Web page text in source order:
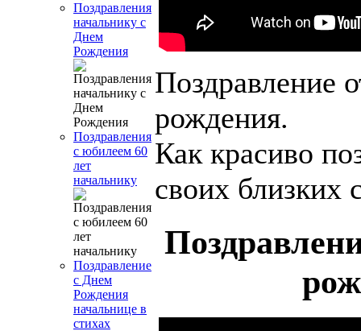
Поздравления
начальнику с
Днем
Рождения
Поздравления
с юбилеем 60
лет
начальнику
Поздравление
с Днем
Рождения
начальнице в
стихах
Поздравление
рождения.
Как красиво
своих близких